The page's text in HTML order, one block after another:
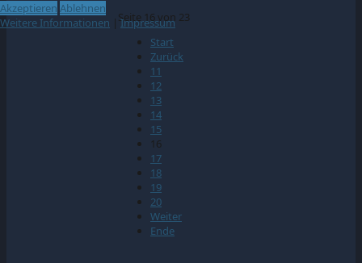
Seite 16 von 23
Start
Zurück
11
12
13
14
15
16
17
18
19
20
Weiter
Ende
Akzeptieren Ablehnen
Weitere Informationen |Impressum